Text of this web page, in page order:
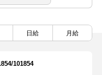
日給 月給
101854